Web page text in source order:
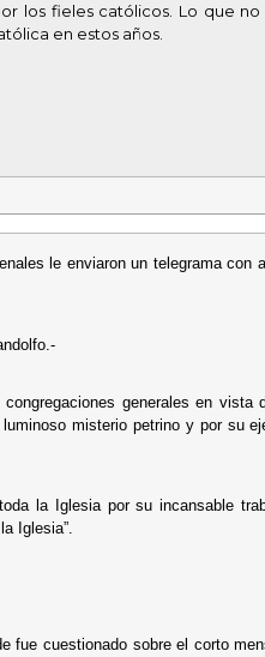
los fieles católicos. Lo que
en estos años.
le enviaron un telegrama
generales en
misterio petrino y por su
la Iglesia por su incansable
Iglesia”.
fue cuestionado sobre el corto